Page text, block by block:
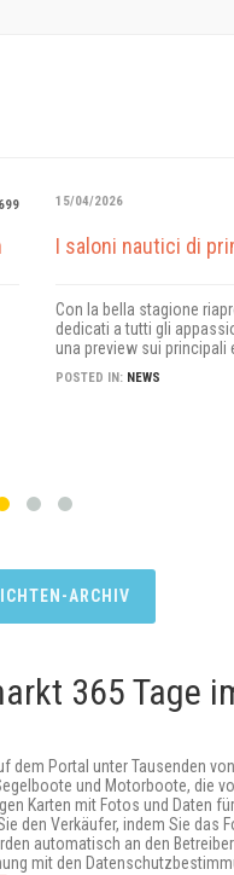
699 15/04/2026
I saloni nautici di
Con la bella stagione
dedicati a tutti gli
una preview sui principali
POSTED IN: NEWS
ARCHIV
365 Tage
dem Portal unter Tausenden
und Motorboote, die
Karten mit Fotos und Daten
den Verkäufer, indem Sie das
automatisch an den
mit den